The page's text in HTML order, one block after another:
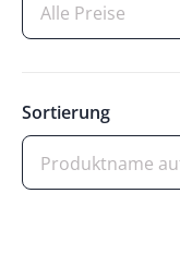
Alle Preise
Sortierung
Produktname